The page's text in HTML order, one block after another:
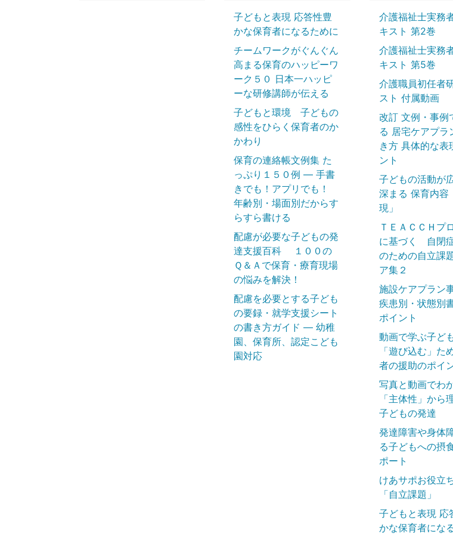
子どもと表現 応答性豊
かな保育者になるために
チームワークがぐんぐん
高まる保育のハッピーワ
ーク５０ 日本一ハッピ
ーな研修講師が伝える
子どもと環境 子どもの
感性をひらく保育者のか
かわり
保育の連絡帳文例集 た
っぷり１５０例 ― 手書
きでも！アプリでも！
年齢別・場面別だからす
らすら書ける
配慮が必要な子どもの発
達支援百科 １００の
Ｑ＆Ａで保育・療育現場
の悩みを解決！
配慮を必要とする子ども
の要録・就学支援シート
の書き方ガイド ― 幼稚
園、保育所、認定こども
園対応
介護福祉士実務
キスト 第2巻
介護福祉士実務
キスト 第5巻
介護職員初任者
スト 付属動画
改訂 文例・事例
る 居宅ケアプラ
き方 具体的な表
ント
子どもの活動が
深まる 保育内容
現」
ＴＥＡＣＣＨプ
に基づく 自閉
のための自立課
ア集２
施設ケアプラン
疾患別・状態別
ポイント
動画で学ぶ子ど
「遊び込む」た
者の援助のポイ
写真と動画でわ
「主体性」から
子どもの発達
発達障害や身体
る子どもへの摂
ポート
けあサポお役立
「自立課題」
子どもと表現 応
かな保育者にな